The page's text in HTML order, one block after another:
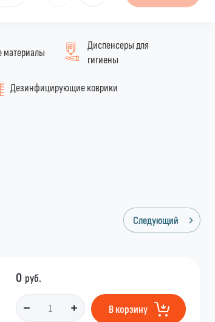
материалы
Диспенсеры для
гигиены
Дезинфицирующие коврики
Следующий
0 руб.
В корзину